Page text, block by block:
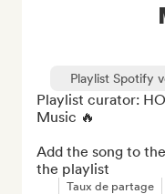
Playlist Spotify
Playlist curator:
Music 🔥
Add the song to
the playlist
Taux de partage